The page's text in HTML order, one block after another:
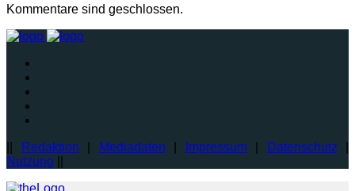
Kommentare sind geschlossen.
Redaktion Mediadaten Impressum| Datenschutz
Nutzung